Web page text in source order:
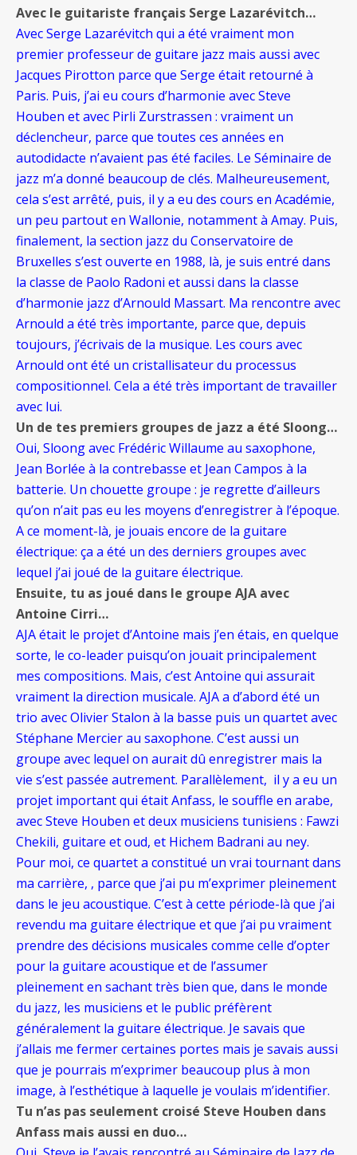
Avec le guitariste français Serge Lazarévitch…
Avec Serge Lazarévitch qui a été vraiment mon
premier professeur de guitare jazz mais aussi avec
Jacques Pirotton parce que Serge était retourné à
Paris. Puis, j’ai eu cours d’harmonie avec Steve
Houben et avec Pirli Zurstrassen : vraiment un
déclencheur, parce que toutes ces années en
autodidacte n’avaient pas été faciles. Le Séminaire de
jazz m’a donné beaucoup de clés. Malheureusement,
cela s’est arrêté, puis, il y a eu des cours en Académie,
un peu partout en Wallonie, notamment à Amay. Puis,
finalement, la section jazz du Conservatoire de
Bruxelles s’est ouverte en 1988, là, je suis entré dans
la classe de Paolo Radoni et aussi dans la classe
d’harmonie jazz d’Arnould Massart. Ma rencontre avec
Arnould a été très importante, parce que, depuis
toujours, j’écrivais de la musique. Les cours avec
Arnould ont été un cristallisateur du processus
compositionnel. Cela a été très important de travailler
avec lui.
Un de tes premiers groupes de jazz a été Sloong…
Oui, Sloong avec Frédéric Willaume au saxophone,
Jean Borlée à la contrebasse et Jean Campos à la
batterie. Un chouette groupe : je regrette d’ailleurs
qu’on n’ait pas eu les moyens d’enregistrer à l’époque.
A ce moment-là, je jouais encore de la guitare
électrique: ça a été un des derniers groupes avec
lequel j’ai joué de la guitare électrique.
Ensuite, tu as joué dans le groupe AJA avec
Antoine Cirri…
AJA était le projet d’Antoine mais j’en étais, en quelque
sorte, le co-leader puisqu’on jouait principalement
mes compositions. Mais, c’est Antoine qui assurait
vraiment la direction musicale. AJA a d’abord été un
trio avec Olivier Stalon à la basse puis un quartet avec
Stéphane Mercier au saxophone. C’est aussi un
groupe avec lequel on aurait dû enregistrer mais la
vie s’est passée autrement. Parallèlement, il y a eu un
projet important qui était Anfass, le souffle en arabe,
avec Steve Houben et deux musiciens tunisiens : Fawzi
Chekili, guitare et oud, et Hichem Badrani au ney.
Pour moi, ce quartet a constitué un vrai tournant dans
ma carrière, , parce que j’ai pu m’exprimer pleinement
dans le jeu acoustique. C’est à cette période-là que j’ai
revendu ma guitare électrique et que j’ai pu vraiment
prendre des décisions musicales comme celle d’opter
pour la guitare acoustique et de l’assumer
pleinement en sachant très bien que, dans le monde
du jazz, les musiciens et le public préfèrent
généralement la guitare électrique. Je savais que
j’allais me fermer certaines portes mais je savais aussi
que je pourrais m’exprimer beaucoup plus à mon
image, à l’esthétique à laquelle je voulais m’identifier.
Tu n’as pas seulement croisé Steve Houben dans
Anfass mais aussi en duo…